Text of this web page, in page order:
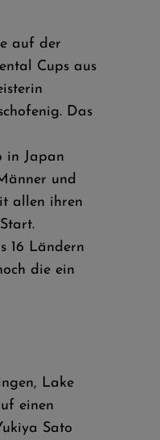
auf der
Cups aus
Das
in Japan
und
allen ihren
16 Ländern
die ein
Lake
einen
Sato